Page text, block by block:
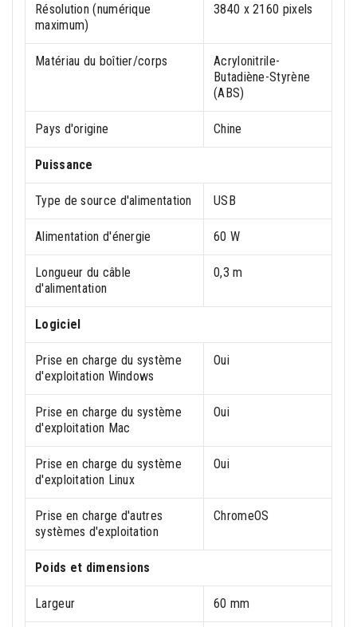
Résolution (numérique
maximum)
3840 x 2160 pixels
Matériau du boîtier/corps
Acrylonitrile-
Butadiène-Styrène
(ABS)
Pays d'origine Chine
Puissance
Type de source d'alimentation USB
Alimentation d'énergie 60 W
Longueur du câble
d'alimentation
0,3 m
Logiciel
Prise en charge du système
d'exploitation Windows
Oui
Prise en charge du système
d'exploitation Mac
Oui
Prise en charge du système
d'exploitation Linux
Oui
Prise en charge d'autres
systèmes d'exploitation
ChromeOS
Poids et dimensions
Largeur 60 mm